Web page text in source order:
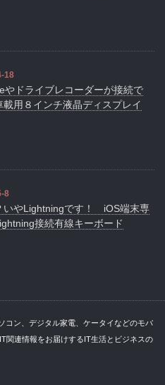
18
やドライブレコーダーが接続で
載用８インチ液晶ディスプレイ
8
いやLightningです！ iOS端末専
接続有線キーボード
コン、デジタル家電、ケータイなどのモバ
関連情報をお届けするIT生活とビジネスの